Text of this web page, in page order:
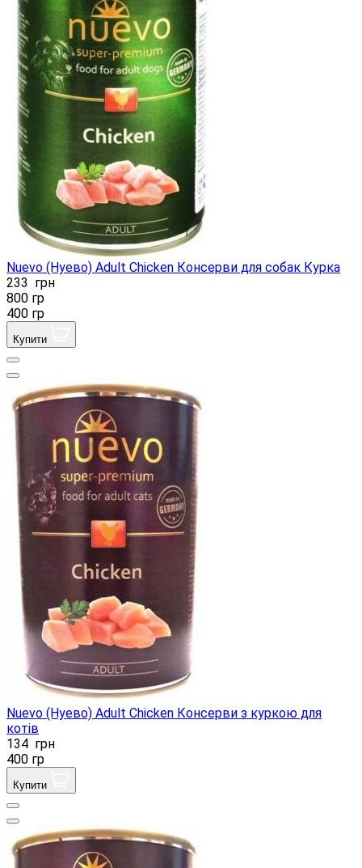
Nuevo (Нуево) Adult Chicken Консерви для собак Курка
233 грн
800 гр
400 гр
Купити
Nuevo (Нуево) Adult Chicken Консерви з куркою для
котів
134 грн
400 гр
Купити